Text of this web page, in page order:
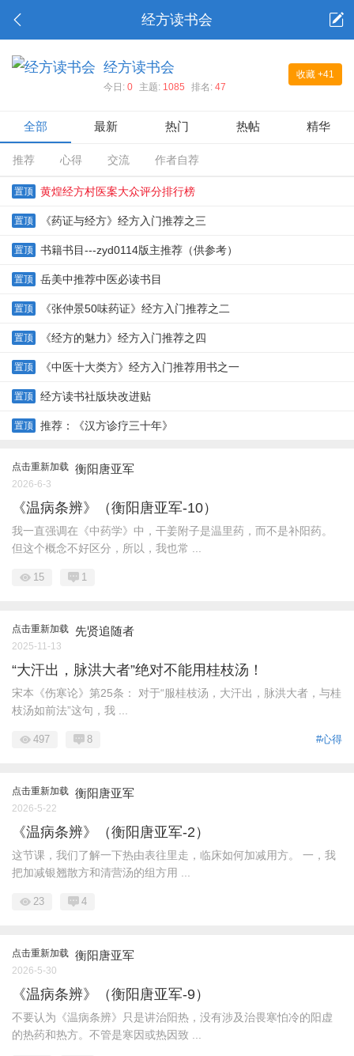
经方读书会
收藏 +41
经方读书会
今日: 0 主题: 1085 排名: 47
全部 最新 热门 热帖 精华
推荐 心得 交流 作者自荐
置顶 黄煌经方村医案大众评分排行榜
置顶 《药证与经方》经方入门推荐之三
置顶 书籍书目---zyd0114版主推荐（供参考）
置顶 岳美中推荐中医必读书目
置顶 《张仲景50味药证》经方入门推荐之二
置顶 《经方的魅力》经方入门推荐之四
置顶 《中医十大类方》经方入门推荐用书之一
置顶 经方读书社版块改进贴
置顶 推荐：《汉方诊疗三十年》
点击重新加载 衡阳唐亚军
2026-6-3
《温病条辨》（衡阳唐亚军-10）
我一直强调在《中药学》中，干姜附子是温里药，而不是补阳药。
但这个概念不好区分，所以，我也常 ...
15 1
点击重新加载 先贤追随者
2025-11-13
“大汗出，脉洪大者”绝对不能用桂枝汤！
宋本《伤寒论》第25条： 对于“服桂枝汤，大汗出，脉洪大者，与桂
枝汤如前法”这句，我 ...
#心得
497 8
点击重新加载 衡阳唐亚军
2026-5-22
《温病条辨》（衡阳唐亚军-2）
这节课，我们了解一下热由表往里走，临床如何加减用方。 一，我
把加减银翘散方和清营汤的组方用 ...
23 4
点击重新加载 衡阳唐亚军
2026-5-30
《温病条辨》（衡阳唐亚军-9）
不要认为《温病条辨》只是讲治阳热，没有涉及治畏寒怕冷的阳虚
的热药和热方。不管是寒因或热因致 ...